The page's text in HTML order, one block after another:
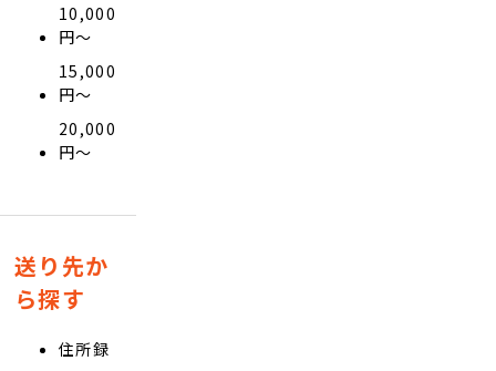
10,000
円〜
15,000
円〜
20,000
円〜
送り先か
ら探す
住所録